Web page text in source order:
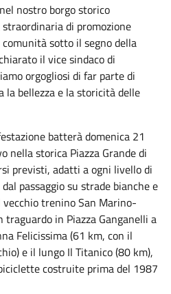
nostro borgo storico
di promozione
sotto il segno della
il vice sindaco di
orgogliosi di far parte di
la bellezza e la storicità delle
batterà domenica 21
nella storica Piazza Grande di
previsti, adatti a ogni livello di
passaggio su strade bianche e
trenino San Marino-
traguardo in Piazza Ganganelli a
Felicissima (61 km, con il
e il lungo Il Titanico (80 km),
costruite prima del 1987